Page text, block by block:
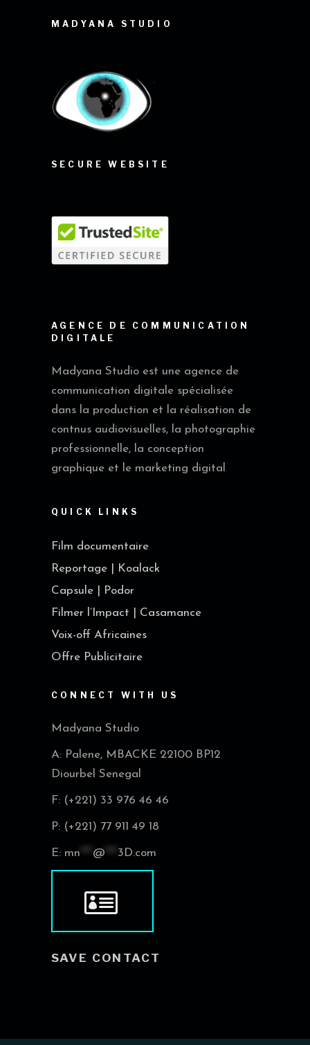
MADYANA STUDIO
SECURE WEBSITE
AGENCE DE COMMUNICATION
DIGITALE
Madyana Studio est une agence de
communication digitale spécialisée
dans la production et la réalisation de
contnus audiovisuelles, la photographie
professionnelle, la conception
graphique et le marketing digital
QUICK LINKS
Film documentaire
Reportage | Koalack
Capsule | Podor
Filmer l’Impact | Casamance
Voix-off Africaines
Offre Publicitaire
CONNECT WITH US
Madyana Studio
A: Palene, MBACKE 22100 BP12
Diourbel Senegal
F: (+221) 33 976 46 46
P: (+221) 77 911 49 18
E: mn *** @ *** 3D.com
SAVE CONTACT